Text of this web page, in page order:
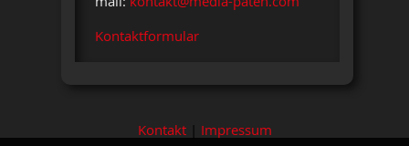
Kontaktformular
Kontakt| Impressum